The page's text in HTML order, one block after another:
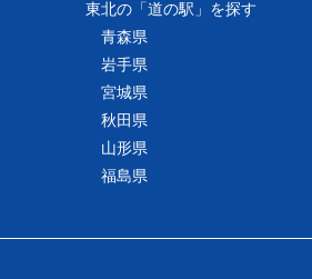
東北の「道の駅」を探す
青森県
岩手県
宮城県
秋田県
山形県
福島県